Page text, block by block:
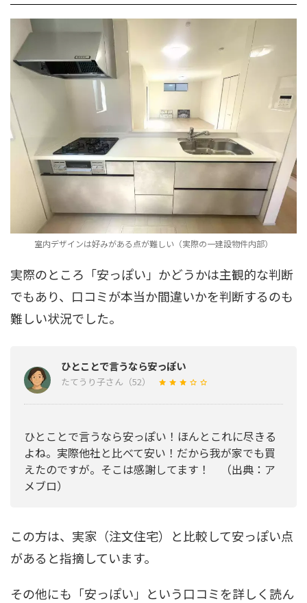
室内デザインは好みがある点が難しい（実際の一建設物件内部）
実際のところ「安っぽい」かどうかは主観的な判断
でもあり、口コミが本当か間違いかを判断するのも
難しい状況でした。
ひとことで言うなら安っぽい
たてうり子さん（52）
ひとことで言うなら安っぽい！ほんとこれに尽きる
よね。実際他社と比べて安い！だから我が家でも買
えたのですが。そこは感謝してます！ （出典：ア
メブロ）
この方は、実家（注文住宅）と比較して安っぽい点
があると指摘しています。
その他にも「安っぽい」という口コミを詳しく読ん